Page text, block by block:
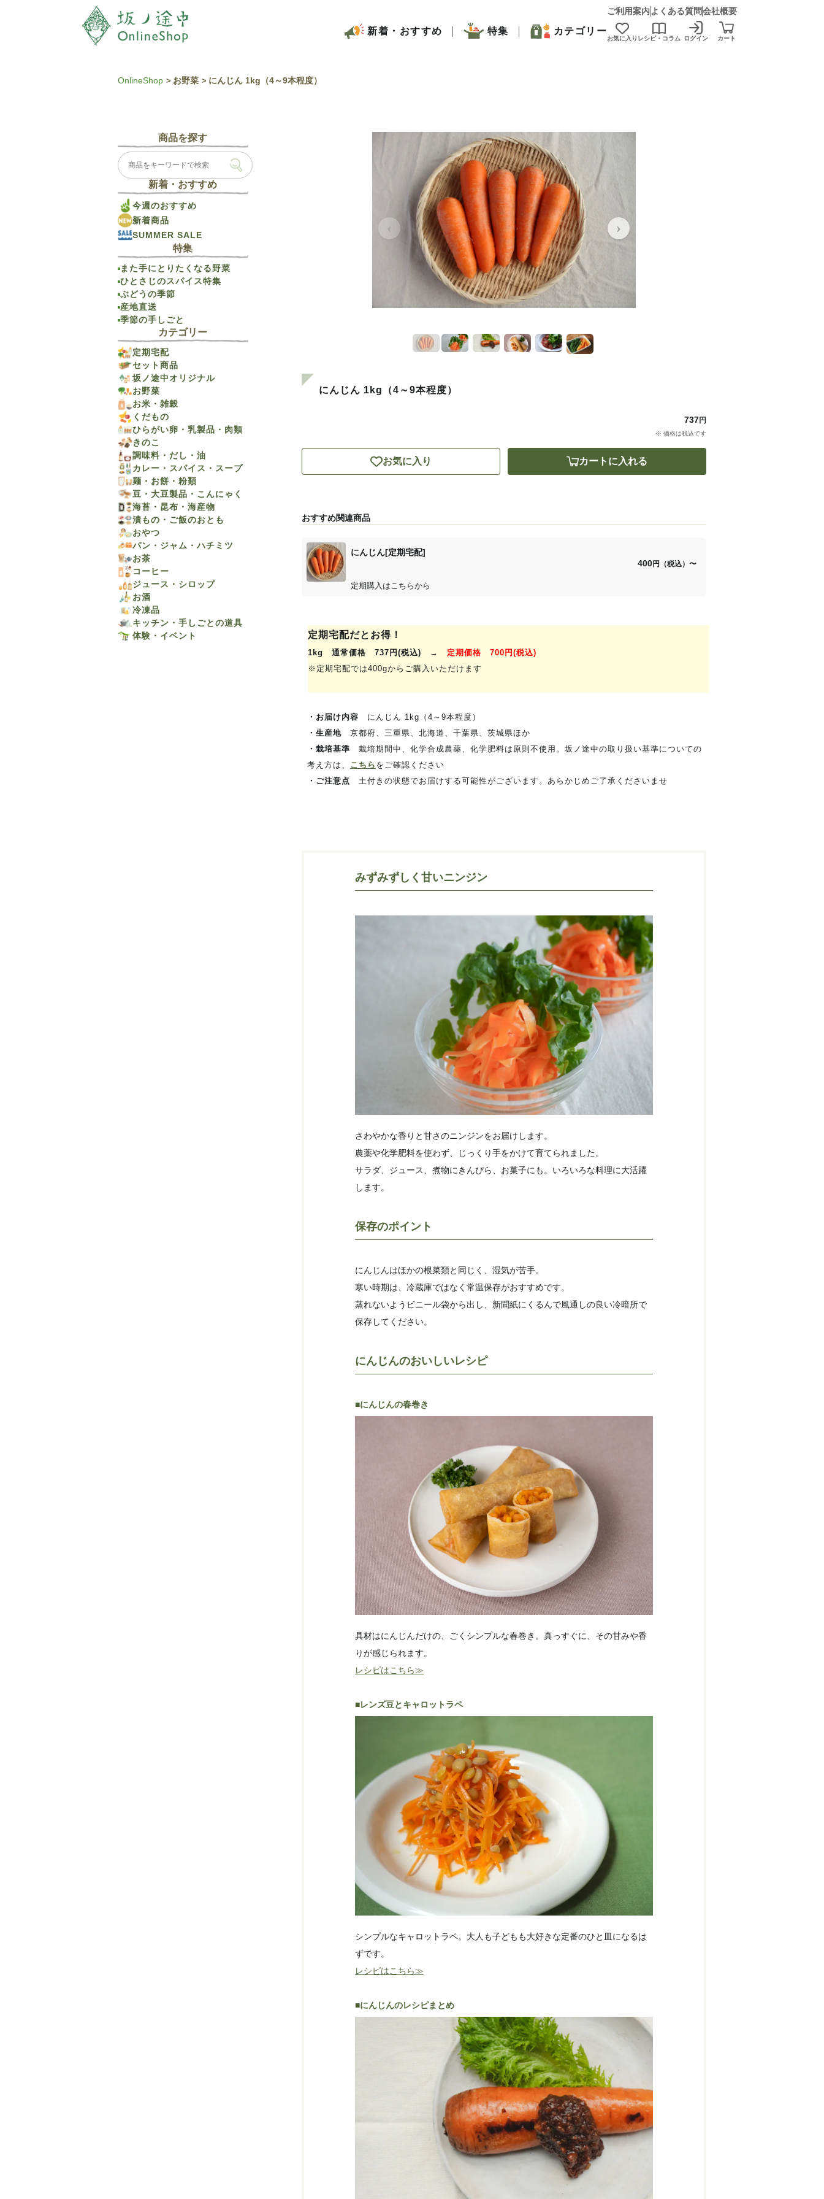
ご利用案内 よくある質問会社概要
新着・おすすめ 特集 カテゴリー
お気に入り レシピ・コラム ログイン カート
OnlineShop お野菜 にんじん 1kg（4～9本程度）
にんじん 1kg（4～9本程度）
737円
※ 価格は税込です
お気に入り カートに入れる
おすすめ関連商品
にんじん[定期宅配]
400円（税込） 〜
定期購入はこちらから
定期宅配だとお得！
1kg 通常価格 737円(税込) → 定期価格 700円(税込)
※定期宅配では400gからご購入いただけます
・お届け内容 にんじん 1kg（4～9本程度）
・生産地 京都府、三重県、北海道、千葉県、茨城県ほか
・栽培基準 栽培期間中、化学合成農薬、化学肥料は原則不使用。坂ノ途中の取り扱い基準についての
考え方は、 こちら をご確認ください
・ご注意点 土付きの状態でお届けする可能性がございます。あらかじめご了承くださいませ
みずみずしく甘いニンジン
さわやかな香りと甘さのニンジンをお届けします。
農薬や化学肥料を使わず、
じっくり手をかけて育てられました。
サラダ、ジュース、煮物にきんぴら、お菓子にも。いろいろな料理に大活躍
します。
保存のポイント
にんじんはほかの根菜類と同じく、湿気が苦手。
寒い時期は、冷蔵庫ではなく常温保存がおすすめです。
蒸れないようビニール袋から出し、新聞紙にくるんで風通しの良い冷暗所で
保存してください。
にんじんのおいしいレシピ
■にんじんの春巻き
具材はにんじんだけの、ごくシンプルな春巻き。真っすぐに、その甘みや香
りが感じられます。
レシピはこちら≫
■レンズ豆とキャロットラペ
シンプルなキャロットラペ。大人も子どもも大好きな定番のひと皿になるは
ずです。
レシピはこちら≫
■にんじんのレシピまとめ
商品を探す
新着・おすすめ
今週のおすすめ
新着商品
SUMMER SALE
特集
また手にとりたくなる野菜
ひとさじのスパイス特集
ぶどうの季節
産地直送
季節の手しごと
カテゴリー
定期宅配
セット商品
坂ノ途中オリジナル
お野菜
お米・雑穀
くだもの
ひらがい卵・乳製品・肉類
きのこ
調味料・だし・油
カレー・スパイス・スープ
麺・お餅・粉類
豆・大豆製品・こんにゃく
海苔・昆布・海産物
漬もの・ご飯のおとも
おやつ
パン・ジャム・ハチミツ
お茶
コーヒー
ジュース・シロップ
お酒
冷凍品
キッチン・手しごとの道具
体験・イベント